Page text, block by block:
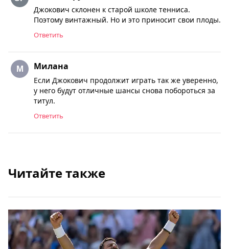
Джокович склонен к старой школе тенниса.
Поэтому винтажный. Но и это приносит свои плоды.
Ответить
Милана
Если Джокович продолжит играть так же уверенно,
у него будут отличные шансы снова побороться за
титул.
Ответить
Читайте также